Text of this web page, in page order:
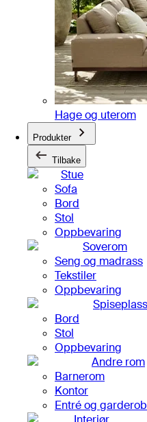
Hage og uterom
Produkter
Tilbake
Stue
Sofa
Bord
Stol
Oppbevaring
Soverom
Seng og madrass
Tekstiler
Oppbevaring
Spiseplass
Bord
Stol
Oppbevaring
Andre rom
Barnerom
Kontor
Entré og